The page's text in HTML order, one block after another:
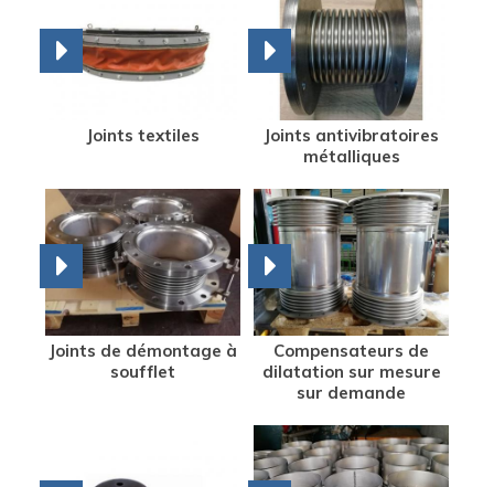
Joints textiles
Joints antivibratoires
métalliques
Joints de démontage à
soufflet
Compensateurs de
dilatation sur mesure
sur demande